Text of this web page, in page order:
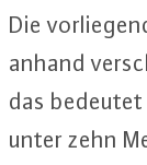
Die
anhand
das
unter zehn